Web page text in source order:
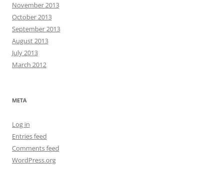
November 2013
October 2013
September 2013
August 2013
July 2013
March 2012
META
Log in
Entries feed
Comments feed
WordPress.org